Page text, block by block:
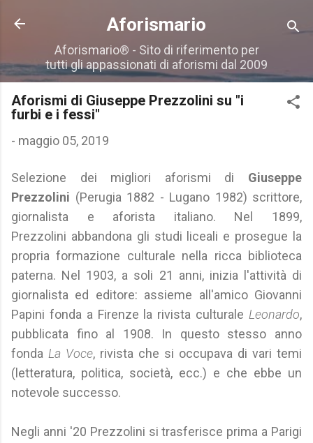
Passa ai contenuti principali
Aforismario
Aforismario® - Sito di riferimento per
tutti gli appassionati di aforismi dal 2009
Aforismi di Giuseppe Prezzolini su "i
furbi e i fessi"
- maggio 05, 2019
Selezione dei migliori aforismi di Giuseppe
Prezzolini (Perugia 1882 - Lugano 1982) scrittore,
giornalista e aforista italiano. Nel 1899,
Prezzolini abbandona gli studi liceali e prosegue la
propria formazione culturale nella ricca biblioteca
paterna. Nel 1903, a soli 21 anni, inizia l'attività di
giornalista ed editore: assieme all'amico Giovanni
Papini fonda a Firenze la rivista culturale Leonardo,
pubblicata fino al 1908. In questo stesso anno
fonda La Voce, rivista che si occupava di vari temi
(letteratura, politica, società, ecc.) e che ebbe un
notevole successo.
Negli anni '20 Prezzolini si trasferisce prima a Parigi